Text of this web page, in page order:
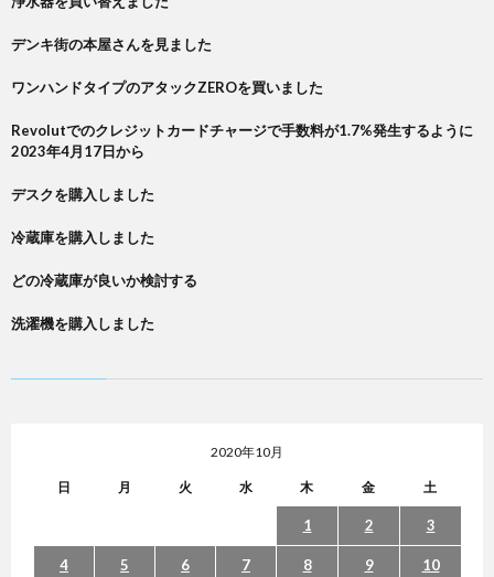
デンキ街の本屋さんを見ました
ワンハンドタイプのアタックZEROを買いました
Revolutでのクレジットカードチャージで手数料が1.7%発生するように
2023年4月17日から
デスクを購入しました
冷蔵庫を購入しました
どの冷蔵庫が良いか検討する
洗濯機を購入しました
2020年10月
日 月 火 水 木 金 土
1 2 3
4 5 6 7 8 9 10